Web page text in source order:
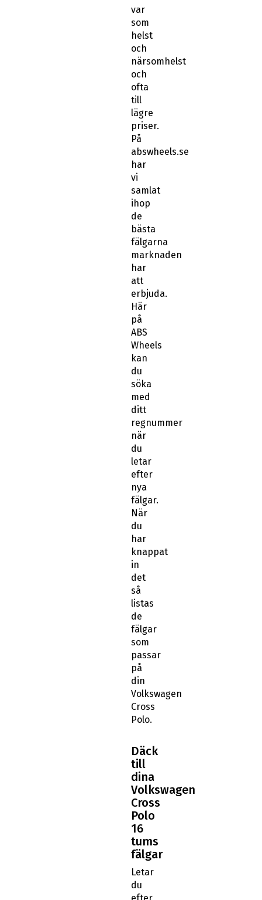
var
som
helst
och
närsomhelst
och
ofta
till
lägre
priser.
På
abswheels.se
har
vi
samlat
ihop
de
bästa
fälgarna
marknaden
har
att
erbjuda.
Här
på
ABS
Wheels
kan
du
söka
med
ditt
regnummer
när
du
letar
efter
nya
fälgar.
När
du
har
knappat
in
det
så
listas
de
fälgar
som
passar
på
din
Volkswagen
Cross
Polo.
Däck
till
dina
Volkswagen
Cross
Polo
16
tums
fälgar
Letar
du